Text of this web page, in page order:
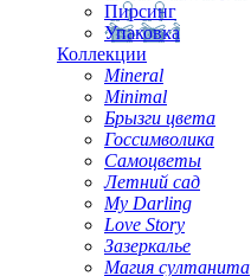
Пирсинг
Упаковка
Коллекции
Mineral
Minimal
Брызги цвета
Госсимволика
Самоцветы
Летний сад
My Darling
Love Story
Зазеркалье
Магия султанита